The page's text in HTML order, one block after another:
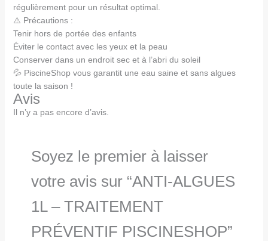
régulièrement pour un résultat optimal.
⚠️ Précautions :
Tenir hors de portée des enfants
Éviter le contact avec les yeux et la peau
Conserver dans un endroit sec et à l’abri du soleil
💦 PiscineShop vous garantit une eau saine et sans algues
toute la saison !
Avis
Il n’y a pas encore d’avis.
Soyez le premier à laisser
votre avis sur “ANTI-ALGUES
1L – TRAITEMENT
PRÉVENTIF PISCINESHOP”